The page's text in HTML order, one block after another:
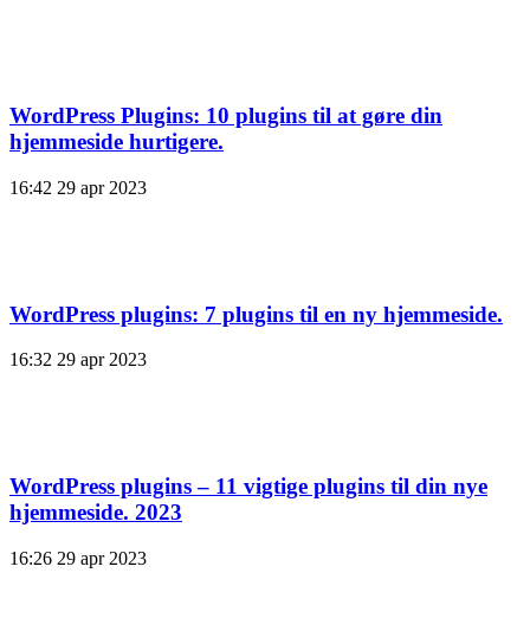
WordPress Plugins: 10 plugins til at gøre din
hjemmeside hurtigere.
16:42 29 apr 2023
WordPress plugins: 7 plugins til en ny hjemmeside.
16:32 29 apr 2023
WordPress plugins – 11 vigtige plugins til din nye
hjemmeside. 2023
16:26 29 apr 2023